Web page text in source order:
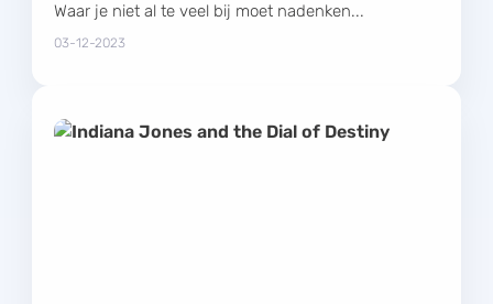
Waar je niet al te veel bij moet nadenken...
03-12-2023